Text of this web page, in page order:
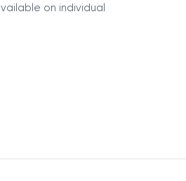
on individual